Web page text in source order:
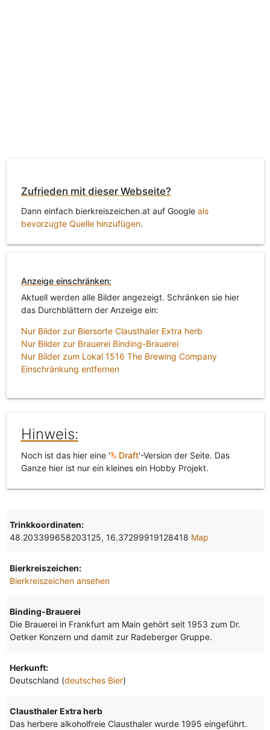
Zufrieden mit dieser Webseite?
Dann einfach bierkreiszeichen.at auf Google als
bevorzugte Quelle hinzufügen.
Anzeige einschränken:
Aktuell werden alle Bilder angezeigt. Schränken sie hier
das Durchblättern der Anzeige ein:
Nur Bilder zur Biersorte Clausthaler Extra herb
Nur Bilder zur Brauerei Binding-Brauerei
Nur Bilder zum Lokal 1516 The Brewing Company
Einschränkung entfernen
Hinweis:
Noch ist das hier eine ' Draft'-Version der Seite. Das
Ganze hier ist nur ein kleines ein Hobby Projekt.
Trinkkoordinaten:
48.203399658203125, 16.37299919128418 Map
Bierkreiszeichen:
Bierkreiszeichen ansehen
Binding-Brauerei
Die Brauerei in Frankfurt am Main gehört seit 1953 zum Dr.
Oetker Konzern und damit zur Radeberger Gruppe.
Herkunft:
Deutschland (deutsches Bier)
Clausthaler Extra herb
Das herbere alkoholfreie Clausthaler wurde 1995 eingeführt.